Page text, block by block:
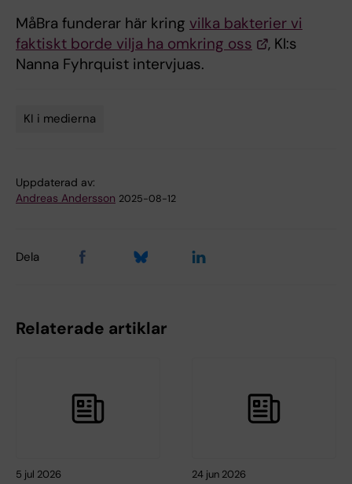
MåBra funderar här kring vilka bakterier vi
faktiskt borde vilja ha omkring oss
, KI:s
Nanna Fyhrquist intervjuas.
KI i medierna
Uppdaterad av:
Andreas Andersson 2025-08-12
Dela
Relaterade artiklar
5 jul 2026 24 jun 2026